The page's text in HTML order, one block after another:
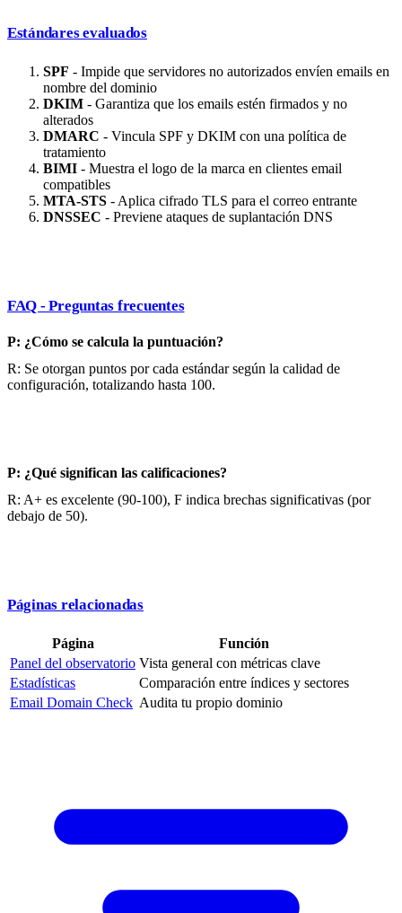
Estándares evaluados
SPF - Impide que servidores no autorizados envíen emails en
nombre del dominio
DKIM - Garantiza que los emails estén firmados y no
alterados
DMARC - Vincula SPF y DKIM con una política de
tratamiento
BIMI - Muestra el logo de la marca en clientes email
compatibles
MTA-STS - Aplica cifrado TLS para el correo entrante
DNSSEC - Previene ataques de suplantación DNS
FAQ - Preguntas frecuentes
P: ¿Cómo se calcula la puntuación?
R: Se otorgan puntos por cada estándar según la calidad de
configuración, totalizando hasta 100.
P: ¿Qué significan las calificaciones?
R: A+ es excelente (90-100), F indica brechas significativas (por
debajo de 50).
Páginas relacionadas
Página
Función
Panel del observatorio Vista general con métricas clave
Estadísticas
Comparación entre índices y sectores
Email Domain Check Audita tu propio dominio